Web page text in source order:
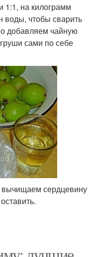
1:1, на килограмм
воды, чтобы сварить
добавляем чайную
сами по себе
вычищаем сердцевину